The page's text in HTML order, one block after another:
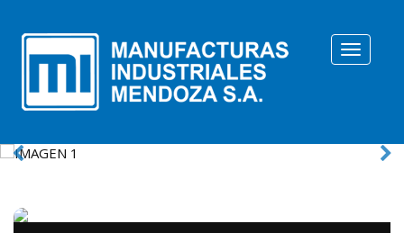
Toggle
N